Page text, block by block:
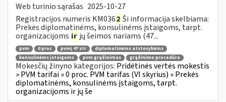
Web turinio sąrašas 2025-10-27
Registracijos numeris KM0362 Ši informacija skelbiama:
Prekės diplomatinėms, konsulinėms įstaigoms, tarpt.
organizacijoms ir jų šeimos nariams (47...
pvm 0 proc pvmį 47 str
diplomatinėms atstovybėms
konsulinėms įstaigoms
pvm grąžinimas grąžinimo procedūra
Mokesčių žinyno kategorijos: Pridėtinės vertės mokestis
» PVM tarifai » 0 proc. PVM tarifas (VI skyrius) » Prekės
diplomatinėms, konsulinėms įstaigoms, tarpt.
organizacijoms ir jų še